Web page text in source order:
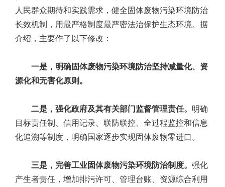
人民群众期待和实践需求，健全固体废物污染环境防治
长效机制，用最严格制度最严密法治保护生态环境。据
介绍，主要作了以下修改：
一是，明确固体废物污染环境防治坚持减量化、资
源化和无害化原则。
二是，强化政府及其有关部门监督管理责任。 明确
目标责任制、信用记录、联防联控、全过程监控和信息
化追溯等制度，明确国家逐步实现固体废物零进口。
三是，完善工业固体废物污染环境防治制度。 强化
产生者责任，增加排污许可、管理台账、资源综合利用